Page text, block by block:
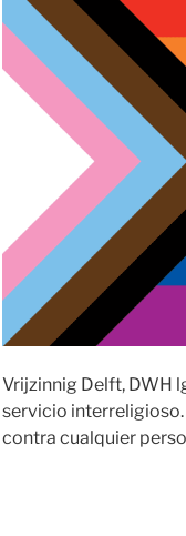
Vrijzinnig Delft, DWH
servicio interreligioso.
contra cualquier